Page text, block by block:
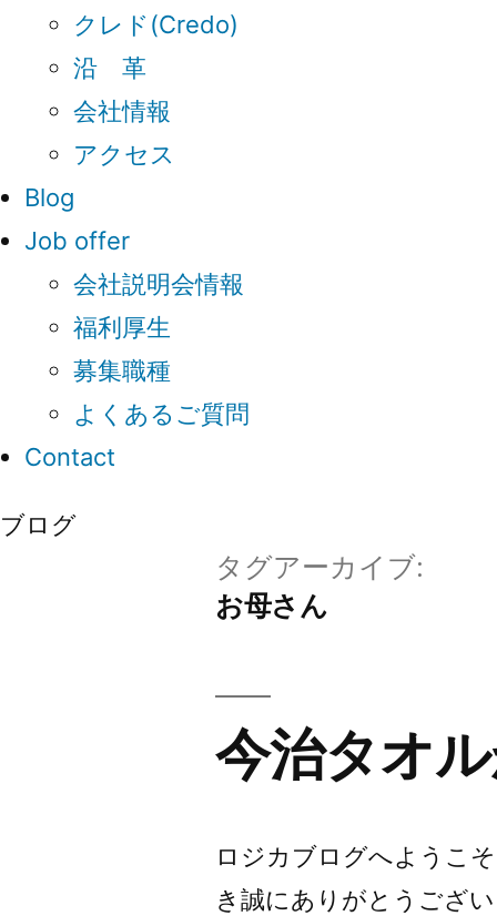
クレド(Credo)
沿 革
会社情報
アクセス
Blog
Job offer
会社説明会情報
福利厚生
募集職種
よくあるご質問
Contact
ブログ
タグアーカイブ:
お母さん
今治タオ
ロジカブログへようこ
き誠にありがとうござ